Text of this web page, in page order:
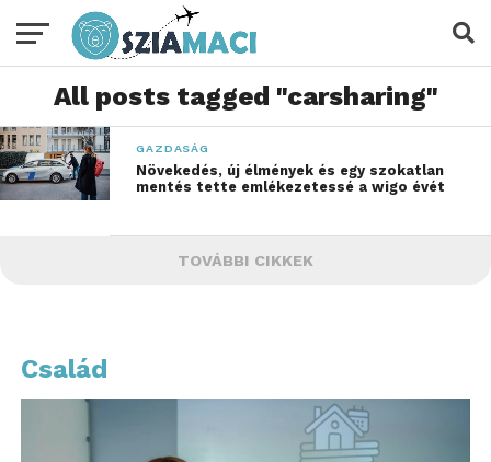
All posts tagged "carsharing"
GAZDASÁG
Növekedés, új élmények és egy szokatlan
mentés tette emlékezetessé a wigo évét
TOVÁBBI CIKKEK
Család